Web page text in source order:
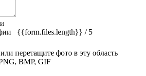
{{form.files.length}} / 5
перетащите фото в эту область
BMP, GIF